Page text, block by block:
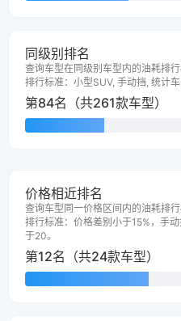
同级别排名
查询车型在同级别车型内的油耗排
排行标准：小型SUV, 手动挡, 统计车
第84名（共261款车型）
价格相近排名
查询车型同一价格区间内的油耗排
排行标准：价格差别小于15%，手
于20。
第12名（共24款车型）